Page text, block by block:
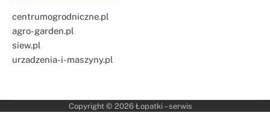
centrumogrodniczne.pl
agro-garden.pl
siew.pl
urzadzenia-i-maszyny.pl
Copyright © 2026 Łopatki – serwis